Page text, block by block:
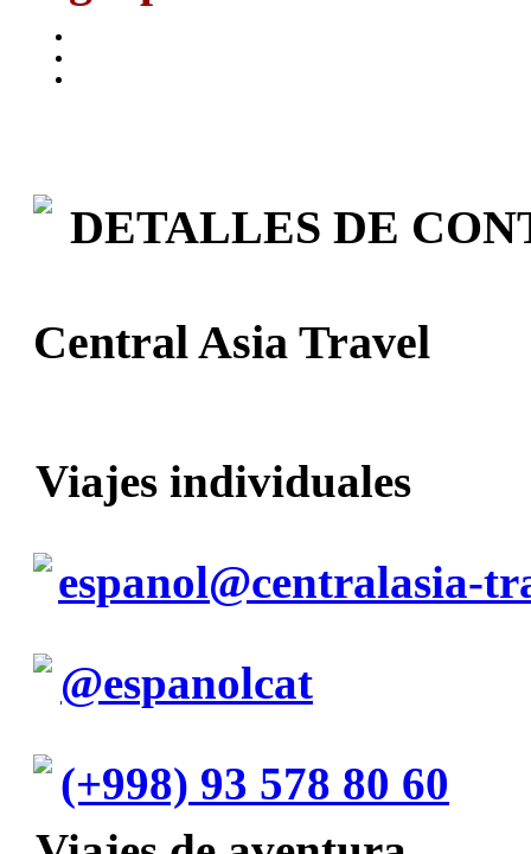
DETALLES DE
Central Asia Travel
Viajes individuales
espanol@centralasia-
@espanolcat
(+998) 93 578 80 60